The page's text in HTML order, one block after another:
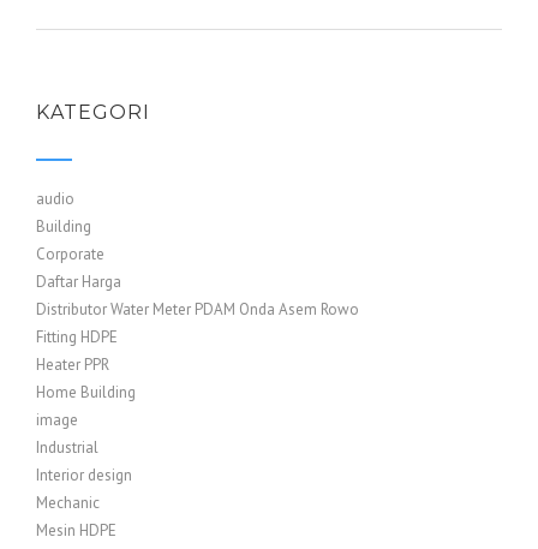
KATEGORI
audio
Building
Corporate
Daftar Harga
Distributor Water Meter PDAM Onda Asem Rowo
Fitting HDPE
Heater PPR
Home Building
image
Industrial
Interior design
Mechanic
Mesin HDPE